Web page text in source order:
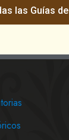
las Guías